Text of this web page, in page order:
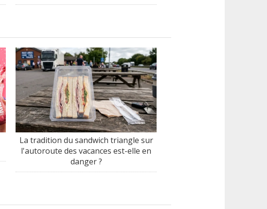
La tradition du sandwich triangle sur
l'autoroute des vacances est-elle en
danger ?